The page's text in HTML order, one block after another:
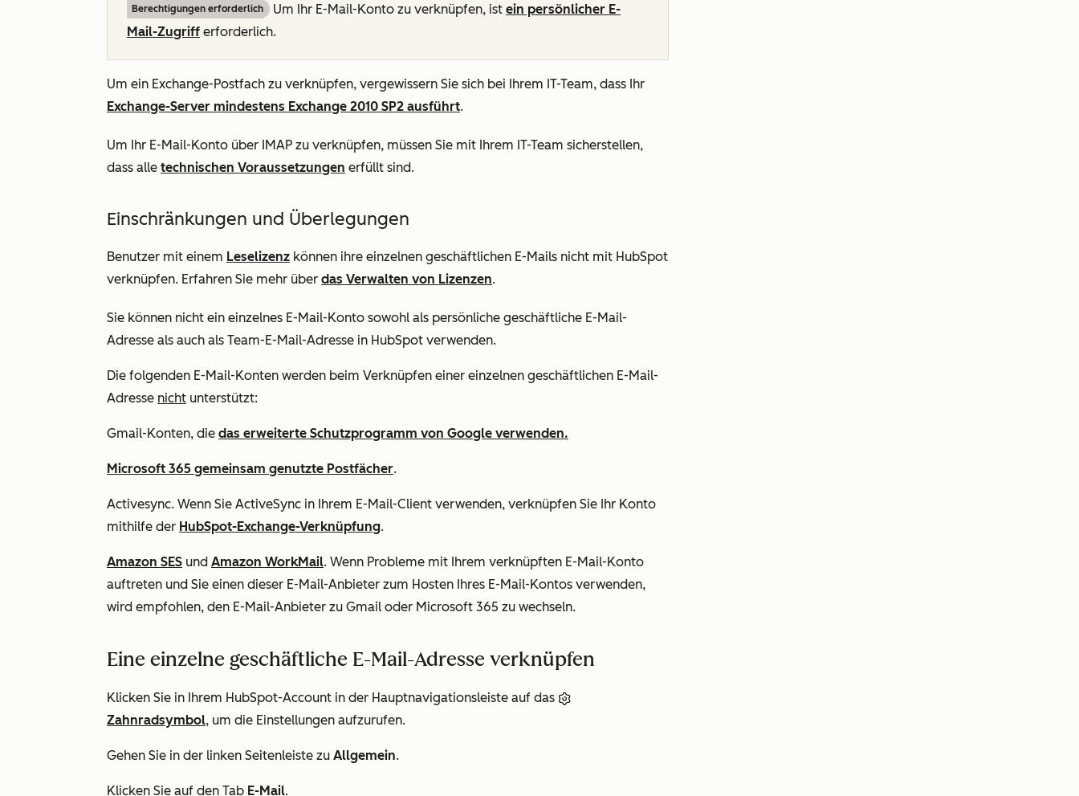
Berechtigungen erforderlich Um Ihr E-Mail-Konto zu verknüpfen, ist ein persönlicher E-
Mail-Zugriff erforderlich.
Um ein Exchange-Postfach zu verknüpfen, vergewissern Sie sich bei Ihrem IT-Team, dass Ihr
Exchange-Server mindestens Exchange 2010 SP2 ausführt.
Um Ihr E-Mail-Konto über IMAP zu verknüpfen, müssen Sie mit Ihrem IT-Team sicherstellen,
dass alle technischen Voraussetzungen erfüllt sind.
Einschränkungen und Überlegungen
Benutzer mit einem Leselizenz können ihre einzelnen geschäftlichen E-Mails nicht mit HubSpot
verknüpfen. Erfahren Sie mehr über das Verwalten von Lizenzen.
Sie können nicht ein einzelnes E-Mail-Konto sowohl als persönliche geschäftliche E-Mail-
Adresse als auch als Team-E-Mail-Adresse in HubSpot verwenden.
Die folgenden E-Mail-Konten werden beim Verknüpfen einer einzelnen geschäftlichen E-Mail-
Adresse nicht unterstützt:
Gmail-Konten, die das erweiterte Schutzprogramm von Google verwenden.
Microsoft 365 gemeinsam genutzte Postfächer.
Activesync. Wenn Sie ActiveSync in Ihrem E-Mail-Client verwenden, verknüpfen Sie Ihr Konto
mithilfe der HubSpot-Exchange-Verknüpfung.
Amazon SES und Amazon WorkMail. Wenn Probleme mit Ihrem verknüpften E-Mail-Konto
auftreten und Sie einen dieser E-Mail-Anbieter zum Hosten Ihres E-Mail-Kontos verwenden,
wird empfohlen, den E-Mail-Anbieter zu Gmail oder Microsoft 365 zu wechseln.
Eine einzelne geschäftliche E-Mail-Adresse verknüpfen
Klicken Sie in Ihrem HubSpot-Account in der Hauptnavigationsleiste auf das
Zahnradsymbol, um die Einstellungen aufzurufen.
Gehen Sie in der linken Seitenleiste zu Allgemein.
Klicken Sie auf den Tab E-Mail.